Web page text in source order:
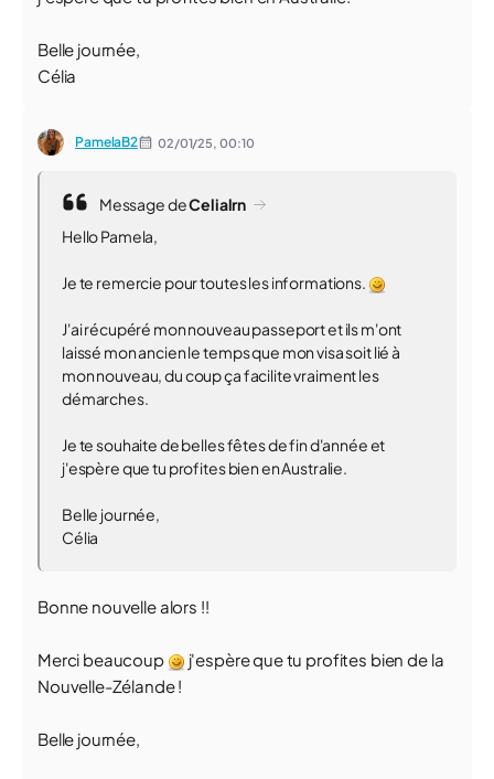
Belle journée,
Célia
PamelaB2 02/01/25, 00:10
Message deCelialrn
Hello Pamela,
Je te remercie pour toutes les informations.
J'ai récupéré mon nouveau passeport et ils m'ont
laissé mon ancien le temps que mon visa soit lié à
mon nouveau, du coup ça facilite vraiment les
démarches.
Je te souhaite de belles fêtes de fin d'année et
j'espère que tu profites bien en Australie.
Belle journée,
Célia
Bonne nouvelle alors !!
Merci beaucoup
j'espère que tu profites bien de la
Nouvelle-Zélande !
Belle journée,